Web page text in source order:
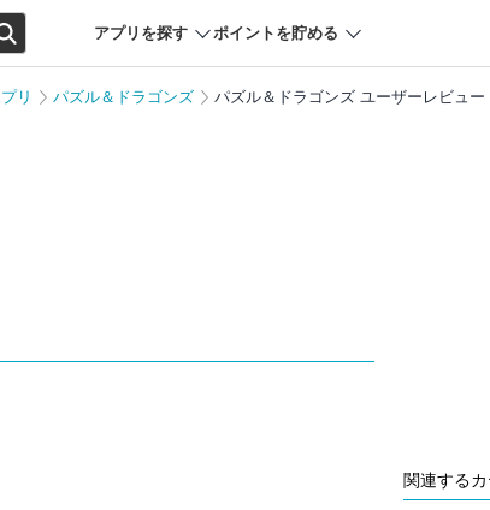
アプリを探す ポイントを貯める
リ パズル＆ドラゴンズ パズル＆ドラゴンズ ユーザーレビュー
関連する